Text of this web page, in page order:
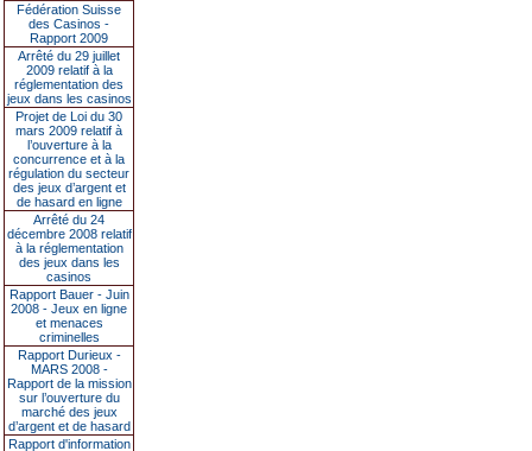
Fédération Suisse
des Casinos -
Rapport 2009
Arrêté du 29 juillet
2009 relatif à la
réglementation des
jeux dans les casinos
Projet de Loi du 30
mars 2009 relatif à
l’ouverture à la
concurrence et à la
régulation du secteur
des jeux d’argent et
de hasard en ligne
Arrêté du 24
décembre 2008 relatif
à la réglementation
des jeux dans les
casinos
Rapport Bauer - Juin
2008 - Jeux en ligne
et menaces
criminelles
Rapport Durieux -
MARS 2008 -
Rapport de la mission
sur l’ouverture du
marché des jeux
d’argent et de hasard
Rapport d'information